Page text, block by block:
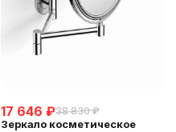
17 646 ₽38 830 ₽
Зеркало косметическое